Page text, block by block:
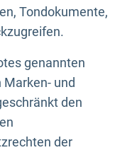
Tondokumente,
genannten
und
den
der